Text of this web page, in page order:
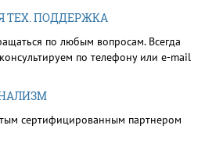
ТЕХ. ПОДДЕРЖКА
по любым вопросам. Всегда
по телефону или e-mail
сертифицированным партнером